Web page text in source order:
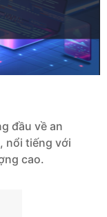
đầu về an
nổi tiếng với
cao.